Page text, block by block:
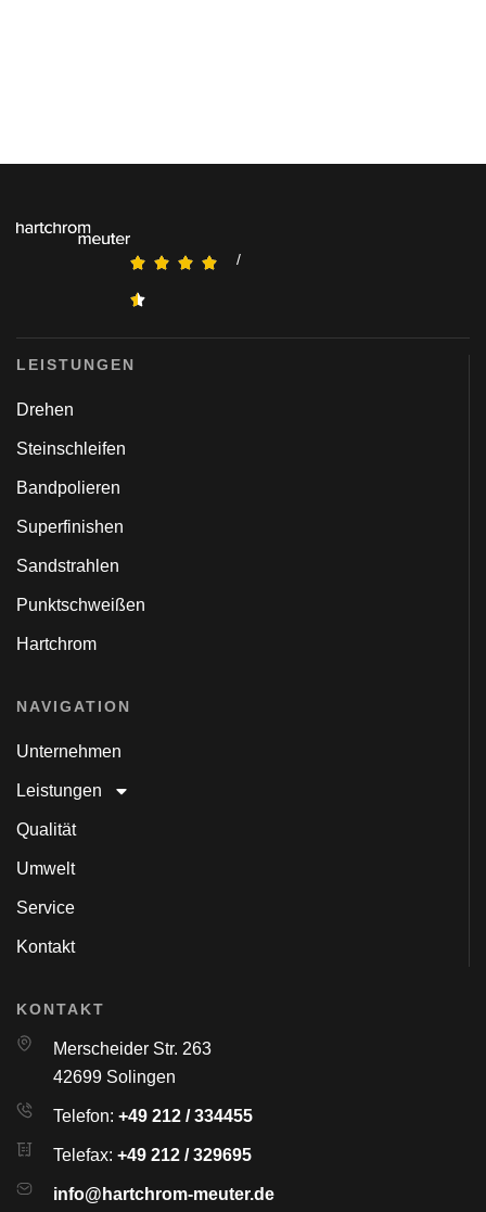
/
LEISTUNGEN
Drehen
Steinschleifen
Bandpolieren
Superfinishen
Sandstrahlen
Punktschweißen
Hartchrom
NAVIGATION
Unternehmen
Leistungen
Qualität
Umwelt
Service
Kontakt
KONTAKT
Merscheider Str. 263
42699 Solingen
Telefon: +49 212 / 334455
Telefax: +49 212 / 329695
info@hartchrom-meuter.de